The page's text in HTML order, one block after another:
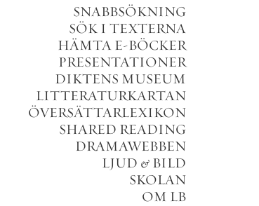
SNABBSÖKNING
SÖK I TEXTERNA
HÄMTA E-BÖCKER
PRESENTATIONER
DIKTENS MUSEUM
LITTERATURKARTAN
ÖVERSÄTTARLEXIKON
SHARED READING
DRAMAWEBBEN
LJUD & BILD
SKOLAN
OM LB